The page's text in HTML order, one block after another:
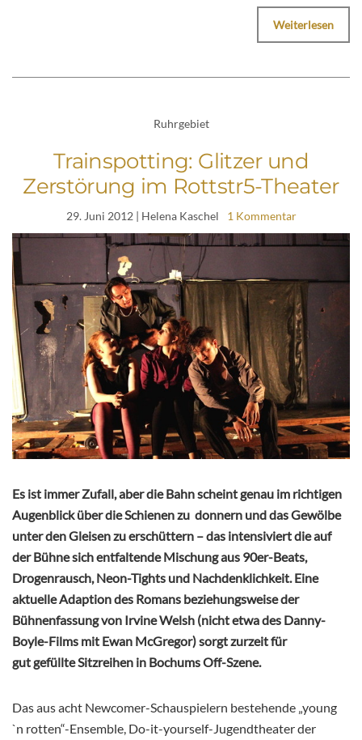
Weiterlesen
Ruhrgebiet
Trainspotting: Glitzer und
Zerstörung im Rottstr5-Theater
29. Juni 2012| Helena Kaschel 1 Kommentar
Es ist immer Zufall, aber die Bahn scheint genau im richtigen
Augenblick über die Schienen zu donnern und das Gewölbe
unter den Gleisen zu erschüttern – das intensiviert die auf
der Bühne sich entfaltende Mischung aus 90er-Beats,
Drogenrausch, Neon-Tights und Nachdenklichkeit. Eine
aktuelle Adaption des Romans beziehungsweise der
Bühnenfassung von Irvine Welsh (nicht etwa des Danny-
Boyle-Films mit Ewan McGregor) sorgt zurzeit für
gut gefüllte Sitzreihen in Bochums Off-Szene.
Das aus acht Newcomer-Schauspielern bestehende „young
`n rotten“-Ensemble, Do-it-yourself-Jugendtheater der